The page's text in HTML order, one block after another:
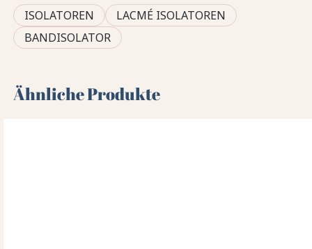
ISOLATOREN
LACMÉ ISOLATOREN
BANDISOLATOR
Ähnliche Produkte